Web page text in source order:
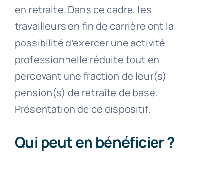
en retraite. Dans ce cadre, les
travailleurs en fin de carrière ont la
possibilité d’exercer une activité
professionnelle réduite tout en
percevant une fraction de leur(s)
pension(s) de retraite de base.
Présentation de ce dispositif.
Qui peut en bénéficier ?